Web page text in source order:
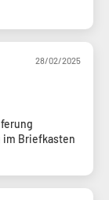
28/02/2025
im Briefkasten